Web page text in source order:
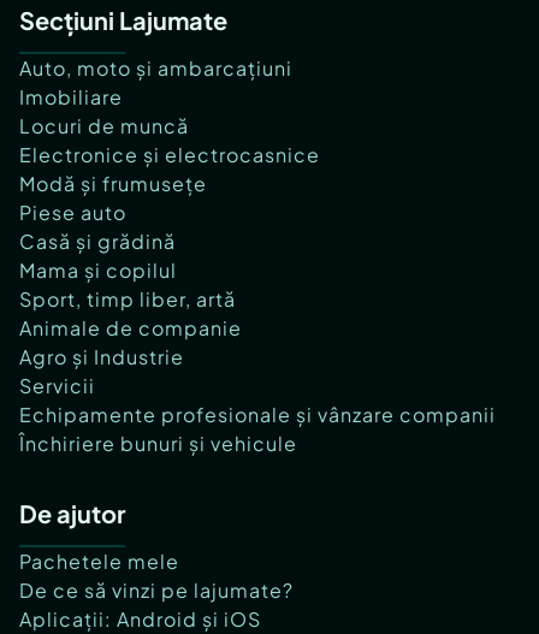
Secțiuni Lajumate
Auto, moto și ambarcațiuni
Imobiliare
Locuri de muncă
Electronice și electrocasnice
Modă și frumusețe
Piese auto
Casă și grădină
Mama și copilul
Sport, timp liber, artă
Animale de companie
Agro și Industrie
Servicii
Echipamente profesionale și vânzare companii
Închiriere bunuri și vehicule
De ajutor
Pachetele mele
De ce să vinzi pe lajumate?
Aplicații: Android și iOS